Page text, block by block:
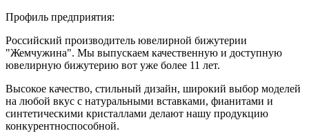
Профиль предприятия:
Российский производитель ювелирной бижутерии
"Жемчужина". Мы выпускаем качественную и доступную
ювелирную бижутерию вот уже более 11 лет.
Высокое качество, стильный дизайн, широкий выбор моделей
на любой вкус с натуральными вставками, фианитами и
синтетическими кристаллами делают нашу продукцию
конкурентноспособной.